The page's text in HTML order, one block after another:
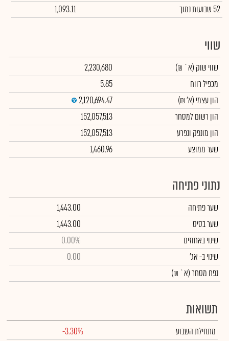
52 שבועות נמוך
1,093.11
שווי
שווי שוק (א` ₪)
2,230,680
מכפיל רווח
5.85
הון עצמי (א' ₪)
2,120,694.47
הון רשום למסחר
152,057,513
הון מונפק ונפרע
152,057,513
שער ממוצע
1,460.96
נתוני פתיחה
שער פתיחה
1,443.00
שער בסיס
1,443.00
שינוי באחוזים
0.00%
שינויב- אג'
0.00
נפח מסחר(א` ₪)
תשואות
מתחילת השבוע
-3.30%